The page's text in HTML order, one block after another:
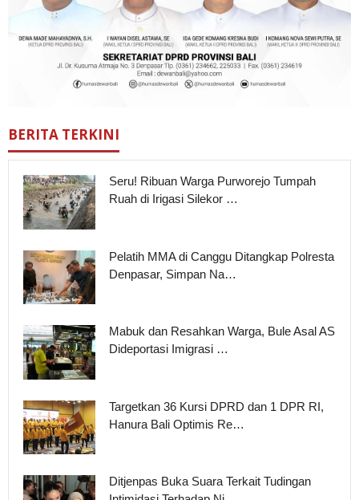
BERITA TERKINI
Seru! Ribuan Warga Purworejo Tumpah
Ruah di Irigasi Silekor …
Pelatih MMA di Canggu Ditangkap Polresta
Denpasar, Simpan Na…
Mabuk dan Resahkan Warga, Bule Asal AS
Dideportasi Imigrasi …
Targetkan 36 Kursi DPRD dan 1 DPR RI,
Hanura Bali Optimis Re…
Ditjenpas Buka Suara Terkait Tudingan